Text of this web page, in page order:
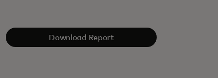
Download Report